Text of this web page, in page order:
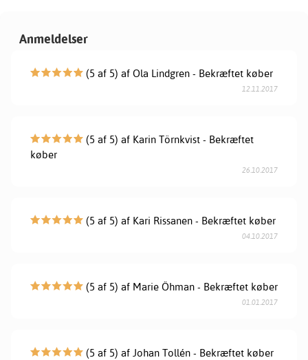
Anmeldelser
(5 af 5) af Ola Lindgren - Bekræftet køber
12.11.2017
(5 af 5) af Karin Törnkvist - Bekræftet
køber
26.10.2017
(5 af 5) af Kari Rissanen - Bekræftet køber
04.10.2017
(5 af 5) af Marie Öhman - Bekræftet køber
01.01.2017
(5 af 5) af Johan Tollén - Bekræftet køber